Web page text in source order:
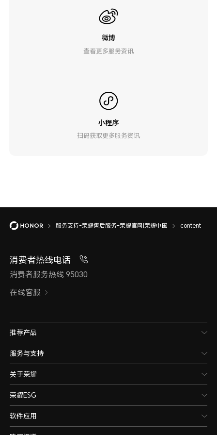
微博
查看更多服务资讯
小程序
扫码获取更多服务资讯
服务支持-荣耀售后服务-荣耀官网|荣耀中国 content
消费者热线电话
消费者服务热线 95030
在线客服
推荐产品
服务与支持
关于荣耀
荣耀ESG
软件应用